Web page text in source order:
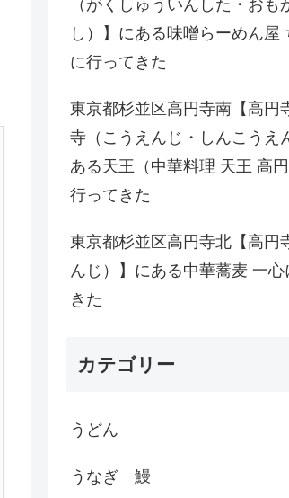
（がくしゅういんした・おも
し）】にある味噌らーめん屋
に行ってきた
東京都杉並区高円寺南【高円
寺（こうえんじ・しんこうえ
ある天王（中華料理 天王 高
行ってきた
東京都杉並区高円寺北【高円
んじ）】にある中華蕎麦 一心
きた
カテゴリー
うどん
うなぎ 鰻